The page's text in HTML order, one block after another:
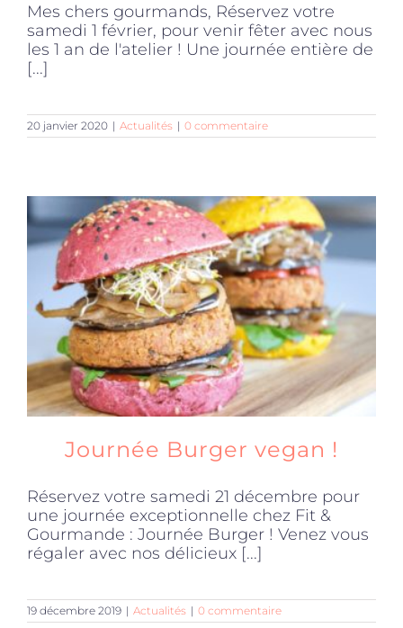
Mes chers gourmands, Réservez votre
samedi 1 février, pour venir fêter avec nous
les 1 an de l'atelier ! Une journée entière de
[...]
20 janvier 2020 | Actualités | 0 commentaire
Journée Burger vegan !
Réservez votre samedi 21 décembre pour
une journée exceptionnelle chez Fit &
Gourmande : Journée Burger ! Venez vous
régaler avec nos délicieux [...]
19 décembre 2019 | Actualités | 0 commentaire